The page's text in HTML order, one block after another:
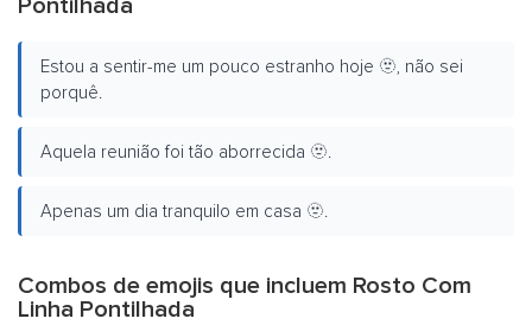
Pontilhada
Estou a sentir-me um pouco estranho hoje 🫥, não sei
porquê.
Aquela reunião foi tão aborrecida 🫥.
Apenas um dia tranquilo em casa 🫥.
Combos de emojis que incluem Rosto Com
Linha Pontilhada